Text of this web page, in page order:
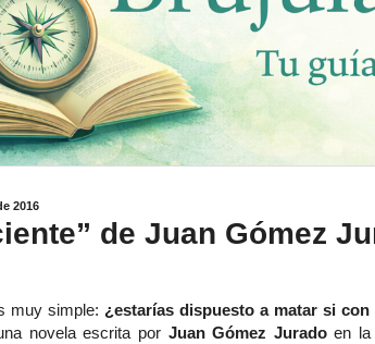
2016
de Juan Gómez
muy simple: ¿estarías dispuesto a matar si
novela escrita por Juan Gómez Juradoen la